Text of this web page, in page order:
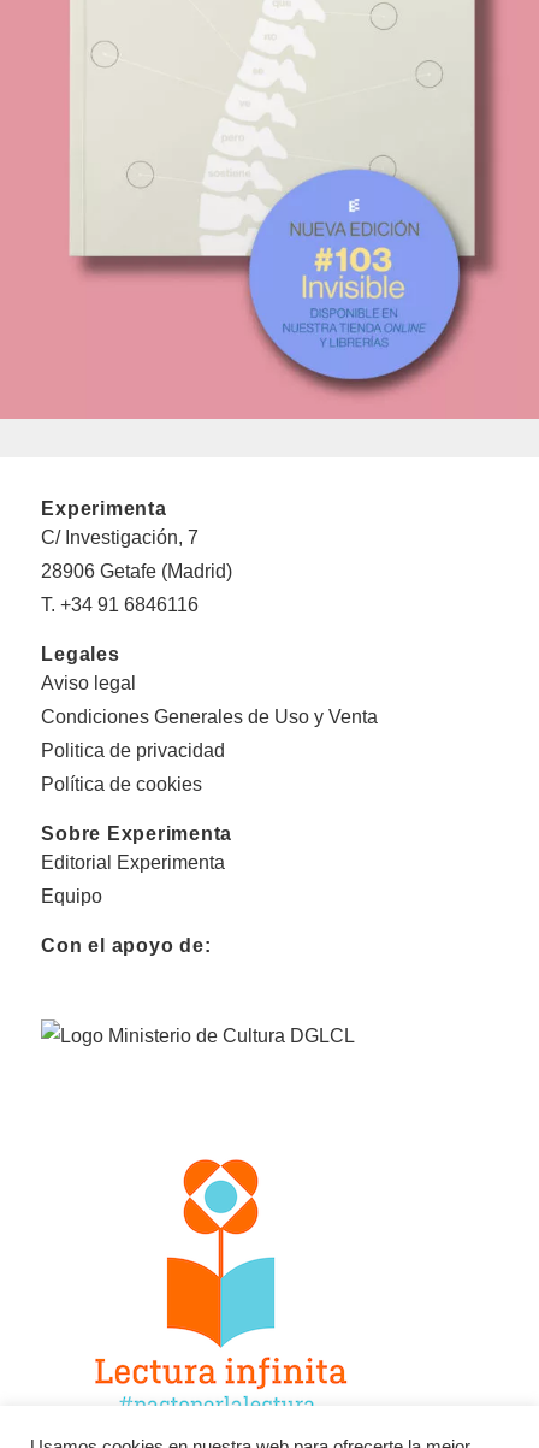
Experimenta
C/ Investigación, 7
28906 Getafe (Madrid)
T. +34 91 6846116
Legales
Aviso legal
Condiciones Generales de Uso y Venta
Politica de privacidad
Política de cookies
Sobre Experimenta
Editorial Experimenta
Equipo
Con el apoyo de: